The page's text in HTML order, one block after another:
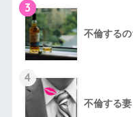
3
不倫するの
4
不倫する